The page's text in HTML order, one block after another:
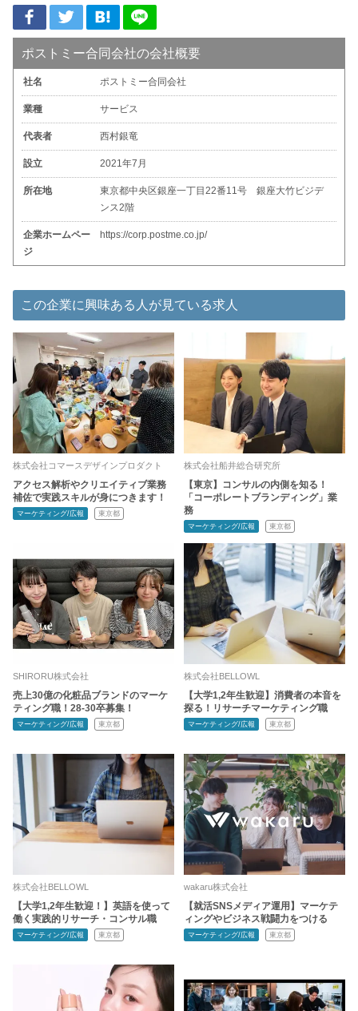
ポストミー合同会社の会社概要
社名 ポストミー合同会社
業種 サービス
代表者 西村銀竜
設立 2021年7月
所在地
東京都中央区銀座一丁目22番11号 銀座大竹ビジデ
ンス2階
企業ホームペー
ジ
https://corp.postme.co.jp/
この企業に興味ある人が見ている求人
株式会社コマースデザインプロダクト
アクセス解析やクリエイティブ業務
補佐で実践スキルが身につきます！
マーケティング/広報 東京都
株式会社船井総合研究所
【東京】コンサルの内側を知る！
「コーポレートブランディング」業
務
マーケティング/広報 東京都
SHIRORU株式会社
売上30億の化粧品ブランドのマーケ
ティング職！28-30卒募集！
マーケティング/広報 東京都
株式会社BELLOWL
【大学1,2年生歓迎】消費者の本音を
探る！リサーチマーケティング職
マーケティング/広報 東京都
株式会社BELLOWL
【大学1,2年生歓迎！】英語を使って
働く実践的リサーチ・コンサル職
マーケティング/広報 東京都
wakaru株式会社
【就活SNSメディア運用】マーケテ
ィングやビジネス戦闘力をつける
マーケティング/広報 東京都